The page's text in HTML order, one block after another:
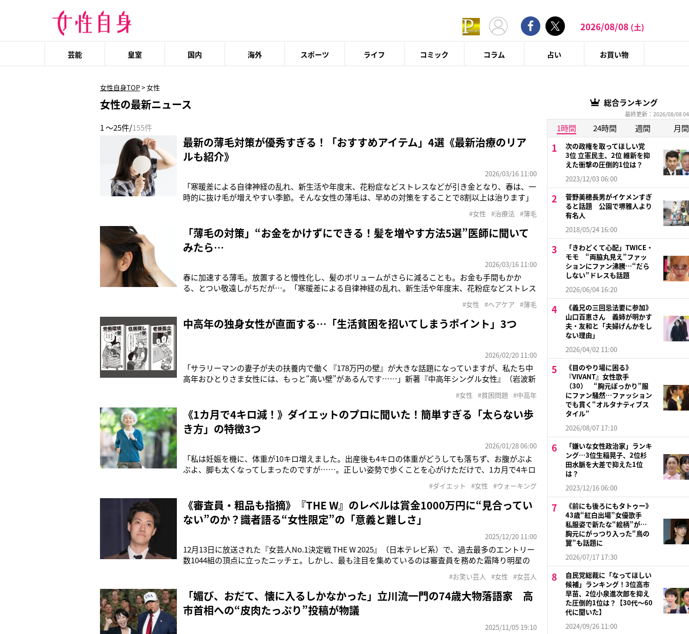
2026/08/08 (土)
芸能 皇室 国内 海外 スポーツ ライフ コミック コラム 占い お買い物
女性自身TOP>女性
女性の最新ニュース
1 ～25件/155件
最新の薄毛対策が優秀すぎる！「おすすめアイテム」4選《最新治療のリア
ルも紹介》
2026/03/16 11:00
「寒暖差による自律神経の乱れ、新生活や年度末、花粉症などストレスなどが引き金となり、春は、一
時的に抜け毛が増えやすい季節。そんな女性の薄毛は、早めの対策をすることで8割以上は治ります」
もいわれ、薄くなるだけでネガティブな気分になる。それがストレスとなってさらに薄毛が広がるとい
う悪循環に……。そんな悩みを解消し
#女性 #治療法 #薄毛
「薄毛の対策」“お金をかけずにできる！髪を増やす方法5選”医師に聞いて
みたら…
2026/03/16 11:00
春に加速する薄毛。放置すると慢性化し、髪のボリュームがさらに減ることも。お金も手間もかか
る、とつい敬遠しがちだが…。「寒暖差による自律神経の乱れ、新生活や年度末、花粉症などストレス
ることで8割以上は治ります」そう語るのは、なおみ皮フ科クリニック（岐阜県岐阜市）の院長、梶田
尚美先生。美肌をつくるプロフェッショ
#女性 #ヘアケア #薄毛
中高年の独身女性が直面する…「生活貧困を招いてしまうポイント」3つ
2026/02/20 11:00
「サラリーマンの妻子が夫の扶養内で働く『178万円の壁』が大きな話題になっていますが、私たち中
高年おひとりさま女性には、もっと“高い壁”があるんです……」新著『中高年シングル女性』（岩波新
べく声を上げ続け、「つながる」ことを呼びかけている。和田さん自身、音楽ライターをしていたが40
歳を過ぎたころから仕事が
#女性 #貧困問題 #中高年
《1カ月で4キロ減！》ダイエットのプロに聞いた！簡単すぎる「太らない歩
き方」の特徴3つ
2026/01/28 06:00
「私は妊娠を機に、体重が10キロ増えました。出産後も4キロの体重がどうしても落ちず、お腹がぶよ
ぶよ、脚も太くなってしまったのですが……。正しい姿勢で歩くことを心がけただけで、1カ月で4キロ
さんだ。これまで、1200人以上の受講生に正しい歩き方を指導し、ダイエットを手助けしてきた。
「受講生の方からは、3カ月で4
#ダイエット #女性 #ウォーキング
《審査員・粗品も指摘》『THE W』のレベルは賞金1000万円に“見合ってい
ない”のか？識者語る“女性限定”の「意義と難しさ」
2025/12/20 11:00
12月13日に放送された『女芸人No.1決定戦 THE W 2025』（日本テレビ系）で、過去最多のエントリー
数1044組の頂点に立ったニッチェ。しかし、最も注目を集めているのは審査員を務めた霜降り明星の
がらも説得力ある論理展開で、まれにみる鮮烈な審査員デビューを果たして話題をかっさらった粗品。
『TH
#お笑い芸人 #女性 #女芸人
「媚び、おだて、懐に入るしかなかった」立川流一門の74歳大物落語家 高
市首相への“皮肉たっぷり”投稿が物議
2025/11/05 19:10
総合ランキング
最終更新：2026/08/08
1時間 24時間 週間 月間
次の政権を取ってほしい党
3位 立憲民主、2位 維新を抑
えた衝撃の圧倒的1位は？
2023/12/03 06:00
菅野美穂長男がイケメンすぎ
ると話題 公園で堺雅人より
有名人
2018/05/24 16:00
「きわどくて心配」TWICE・
モモ “両脇丸見え”ファッ
ションにファン沸騰…“だら
しない”ドレスも話題
2026/06/04 16:20
《義兄の三回忌法要に参加》
山口百恵さん 義姉が明かす
夫・友和と「夫婦げんかをし
ない理由」
2026/04/02 11:00
《目のやり場に困る》
『VIVANT』女性歌手
（30） “胸元ぽっかり”服
にファン騒然…ファッション
でも貫く“オルタナティブス
タイル”
2026/08/07 17:10
「嫌いな女性政治家」ランキ
ング…3位生稲晃子、2位杉
田水脈を大差で抑えた1位
は？
2023/12/16 06:00
《前にも後ろにもタトゥー》
43歳“紅白出場”女優歌手
私服姿で新たな“絵柄”が…
胸元にがっつり入った“鳥の
翼”も話題に
2026/07/17 17:30
自民党総裁に「なってほしい
候補」ランキング！3位高市
早苗、2位小泉進次郎を抑え
た圧倒的1位は？【30代〜60
代に聞いた】
2024/09/26 11:00